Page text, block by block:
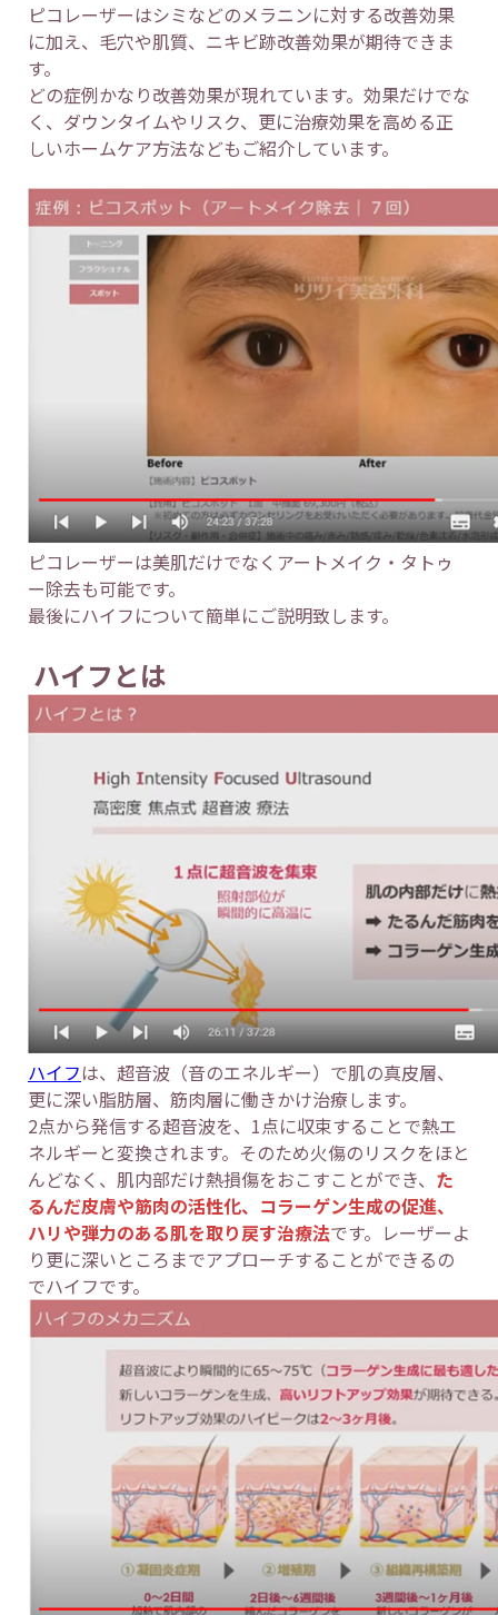
ピコレーザーはシミなどのメラニンに対する改善効果
に加え、毛穴や肌質、ニキビ跡改善効果が期待できま
す。
どの症例かなり改善効果が現れています。効果だけでな
く、ダウンタイムやリスク、更に治療効果を高める正
しいホームケア方法などもご紹介しています。
ピコレーザーは美肌だけでなくアートメイク・タトゥ
ー除去も可能です。
最後にハイフについて簡単にご説明致します。
ハイフとは
ハイフは、超音波（音のエネルギー）で肌の真皮層、
更に深い脂肪層、筋肉層に働きかけ治療します。
2点から発信する超音波を、1点に収束することで熱エ
ネルギーと変換されます。そのため火傷のリスクをほと
んどなく、肌内部だけ熱損傷をおこすことができ、 た
るんだ皮膚や筋肉の活性化、コラーゲン生成の促進、
ハリや弾力のある肌を取り戻す治療法です。レーザーよ
り更に深いところまでアプローチすることができるの
でハイフです。